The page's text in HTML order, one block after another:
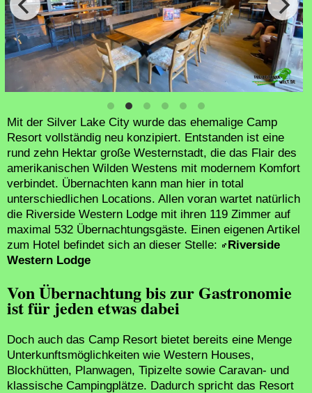
Mit der Silver Lake City wurde das ehemalige Camp
Resort vollständig neu konzipiert. Entstanden ist eine
rund zehn Hektar große Westernstadt, die das Flair des
amerikanischen Wilden Westens mit modernem Komfort
verbindet. Übernachten kann man hier in total
unterschiedlichen Locations. Allen voran wartet natürlich
die Riverside Western Lodge mit ihren 119 Zimmer auf
maximal 532 Übernachtungsgäste. Einen eigenen Artikel
zum Hotel befindet sich an dieser Stelle:
Riverside
Western Lodge
Von Übernachtung bis zur Gastronomie
ist für jeden etwas dabei
Doch auch das Camp Resort bietet bereits eine Menge
Unterkunftsmöglichkeiten wie Western Houses,
Blockhütten, Planwagen, Tipizelte sowie Caravan- und
klassische Campingplätze. Dadurch spricht das Resort